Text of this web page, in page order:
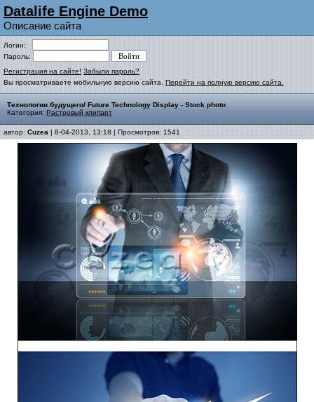
Datalife Engine Demo
Описание сайта
Логин:
Пароль:
Регистрация на сайте! Забыли пароль?
Вы просматриваете мобильную версию сайта. Перейти на полную версию сайта.
Технологии будущего/ Future Technology Display - Stock photo
Категория: Растровый клипарт
автор: Cuzea | 8-04-2013, 13:18 | Просмотров: 1541